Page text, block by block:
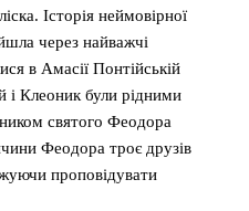
Історія неймовірної
через найважчі
в Амасії Понтійській
і Клеоник були рідними
святого Феодора
Феодора троє друзів
проповідувати